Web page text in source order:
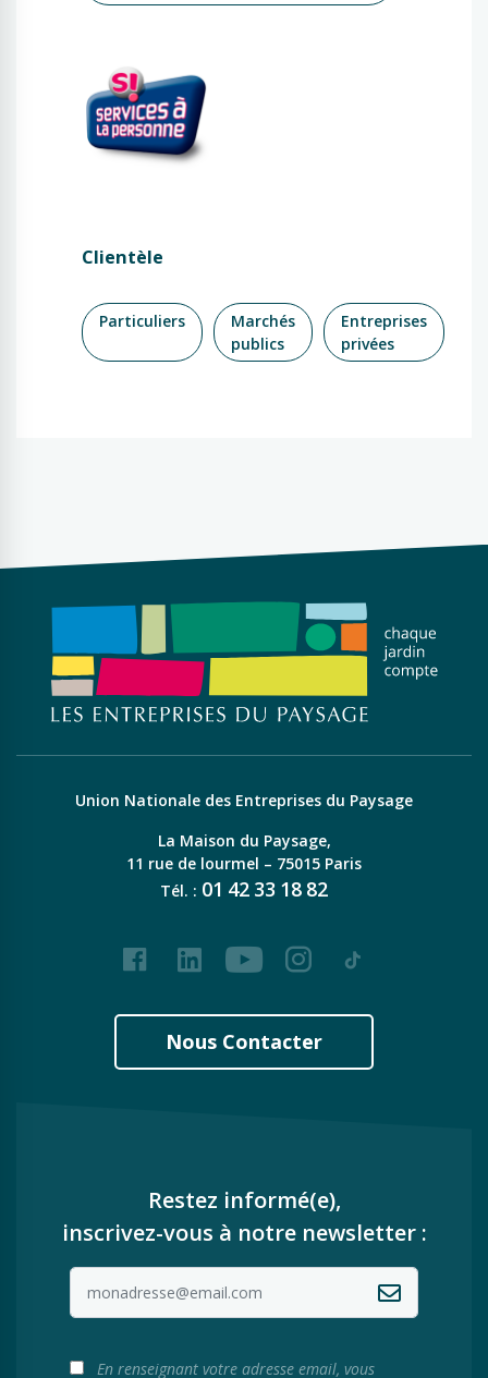
Clientèle
Particuliers
Marchés
publics
Entreprises
privées
Union Nationale des Entreprises du Paysage
La Maison du Paysage,
11 rue de lourmel – 75015 Paris
Tél. : 01 42 33 18 82
FacebookLinkedInYoutubeInstagram
Tiktok
Nous Contacter
Restez informé(e),
inscrivez-vous à notre newsletter :
En renseignant votre adresse email, vous